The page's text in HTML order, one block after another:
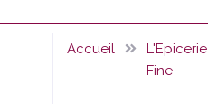
Accueil
L'Epicerie
Fine